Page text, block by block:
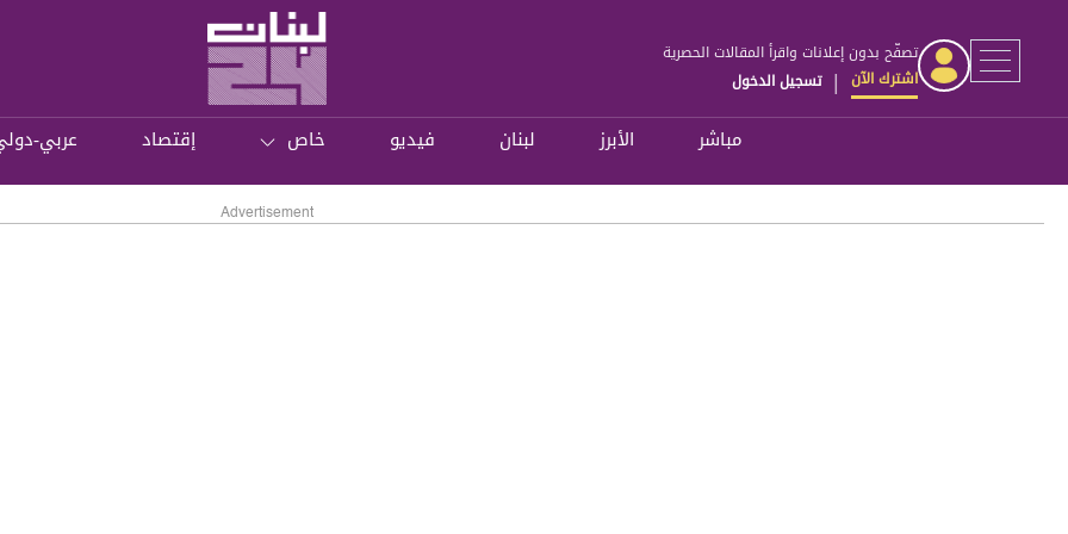
تصفّح بدون إعلانات واقرأ المقالات الحصرية
اشترك الآن | تسجيل الدخول
مباشر الأبرز لبنان فيديو خاص إقتصاد عربي-
Advertisement